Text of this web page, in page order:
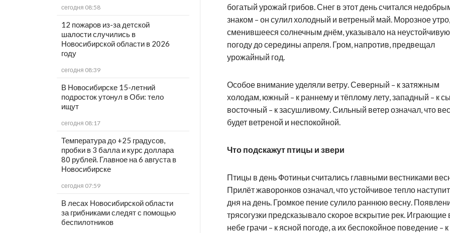
сегодня 08:58
12 пожаров из-за детской
шалости случились в
Новосибирской области в 2026
году
сегодня 08:39
В Новосибирске 15-летний
подросток утонул в Оби: тело
ищут
сегодня 08:17
Температура до +25 градусов,
пробки в 3 балла и курс доллара
80 рублей. Главное на 6 августа в
Новосибирске
сегодня 07:59
В лесах Новосибирской области
за грибниками следят с помощью
беспилотников
богатый урожай грибов. Снег в этот день считался
знаком – он сулил холодный и ветреный май. Морозное утро,
сменившееся солнечным днём, указывало на неустойчивую
погоду до середины апреля. Гром, напротив, предвещал
урожайный год.
Особое внимание уделяли ветру. Северный – к затяжным
холодам, южный – к раннему и тёплому лету, западный – к
восточный – к засушливому. Сильный ветер означал, что
будет ветреной и неспокойной.
Что подскажут птицы и звери
Птицы в день Фотиньи считались главными вестниками
Прилёт жаворонков означал, что устойчивое тепло
дня на день. Громкое пение сулило раннюю весну.
трясогузки предсказывало скорое вскрытие рек. Играющие
небе грачи – к ясной погоде, а их беспокойное поведение – к